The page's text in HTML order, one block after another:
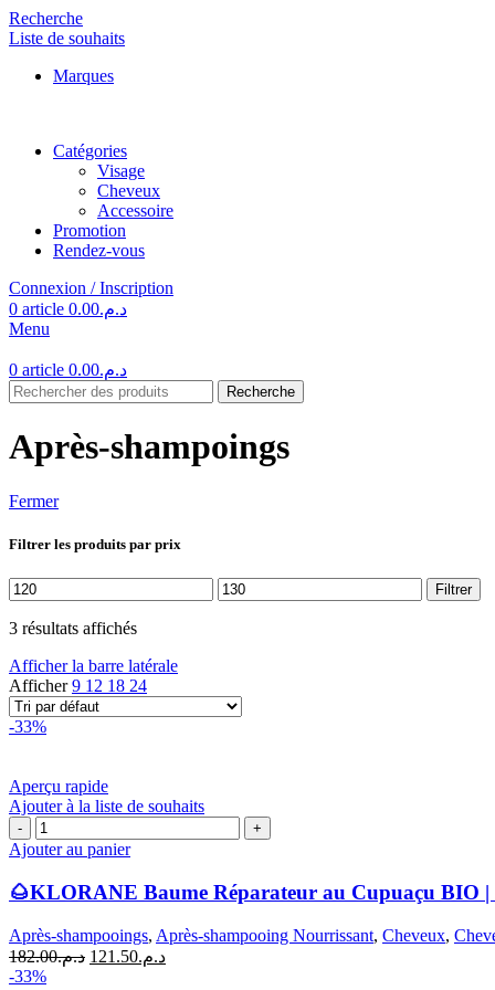
Recherche
Liste de souhaits
Marques
Catégories
Visage
Cheveux
Accessoire
Promotion
Rendez-vous
Connexion / Inscription
0 article د.م.0.00
Menu
0 article د.م.0.00
Recherche
Après-shampoings
Fermer
Filtrer les produits par prix
Prix
min
Prix
max
Filtrer
3 résultats affichés
Afficher la barre latérale
Afficher9 12 18 24
-33%
Aperçu rapide
Ajouter à la liste de souhaits
quantité
de
KLORANE
Baume
Réparateur
au
Cupuaçu
BIO
Ajouter au panier
🌰KLORANE Baume Réparateur au Cupuaçu BIO |
Après-shampooings, Après-shampooing Nourrissant, Cheveux,
د.م.182.00
Le
د.م.121.50
Le
-33%